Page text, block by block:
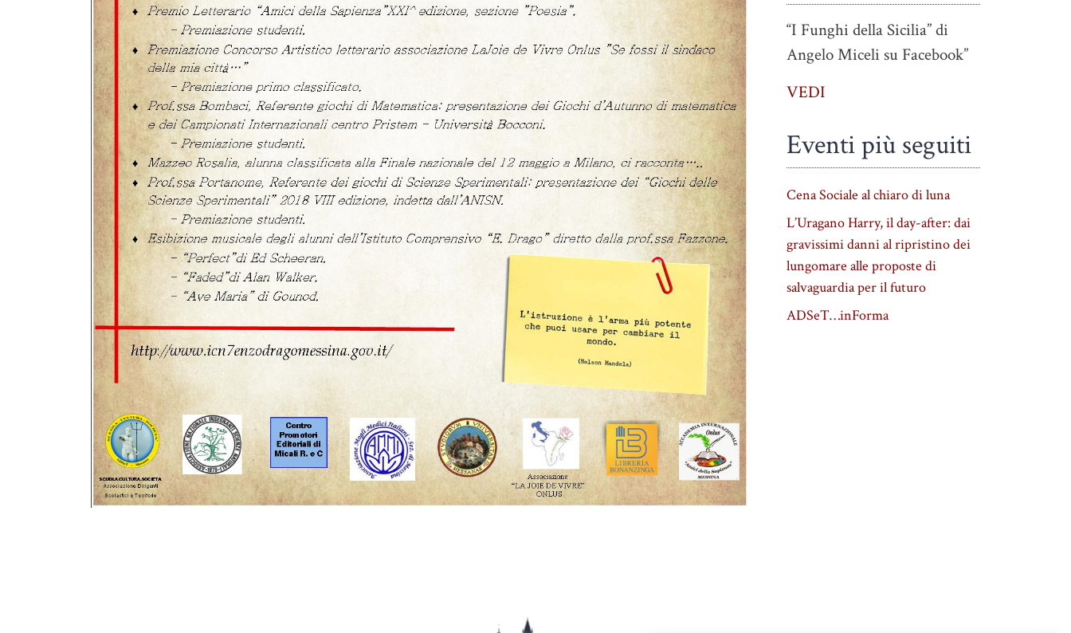
“I Funghi della Sicilia” di
Angelo Miceli su Facebook”
VEDI
Eventi più seguiti
Cena Sociale al chiaro di luna
L’Uragano Harry, il day-after: dai
gravissimi danni al ripristino dei
lungomare alle proposte di
salvaguardia per il futuro
ADSeT…inForma